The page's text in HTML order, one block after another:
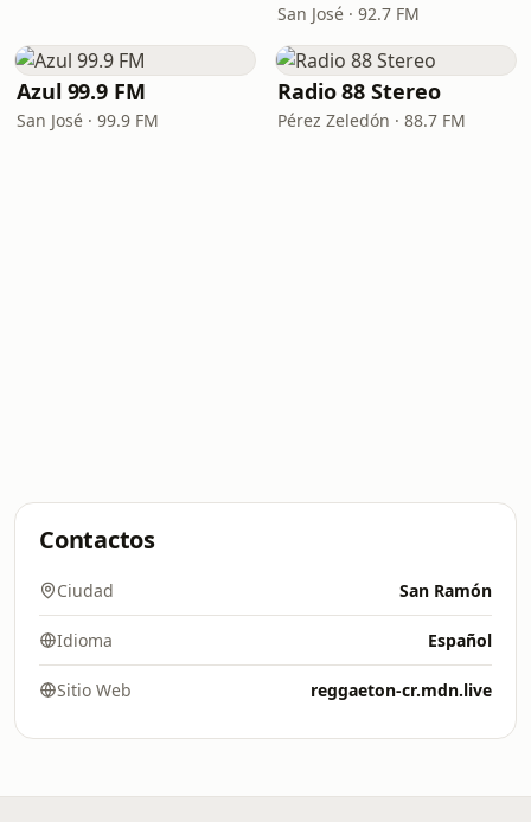
San José · 92.7 FM
Azul 99.9 FM
San José · 99.9 FM
Radio 88 Stereo
Pérez Zeledón · 88.7 FM
Contactos
Ciudad San Ramón
Idioma Español
Sitio Web reggaeton-cr.mdn.live